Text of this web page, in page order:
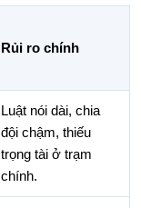
Rủi ro chính
Luật nói dài, chia
đội chậm, thiếu
trọng tài ở trạm
chính.